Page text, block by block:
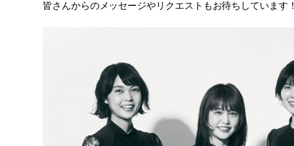
皆さんからのメッセージやリクエストもお待ちしています！